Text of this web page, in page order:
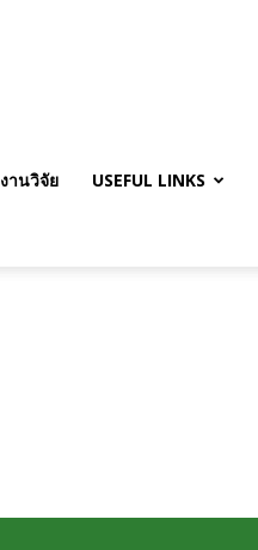
งานวิจัย USEFUL LINKS